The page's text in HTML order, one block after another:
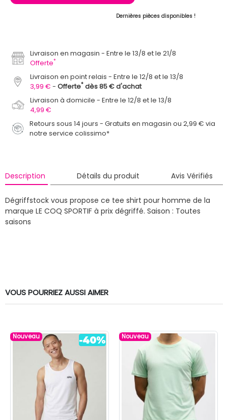
Dernières pièces disponibles !
Livraison en magasin
Entre le 13/8 et le 21/8
Offerte*
Livraison en point relais
Entre le 12/8 et le 13/8
3,99 €
Offerte* dès 85 € d'achat
Livraison à domicile
Entre le 12/8 et le 13/8
4,99 €
Retours sous 14 jours - Gratuits en magasin ou 2,99 € via
notre service colissimo*
Description Détails du produit Avis Vérifiés
Dégriffstock vous propose ce tee shirt pour homme de la
marque LE COQ SPORTIF à prix dégriffé. Saison : Toutes
saisons
VOUS POURRIEZ AUSSI AIMER
Nouveau Nouveau